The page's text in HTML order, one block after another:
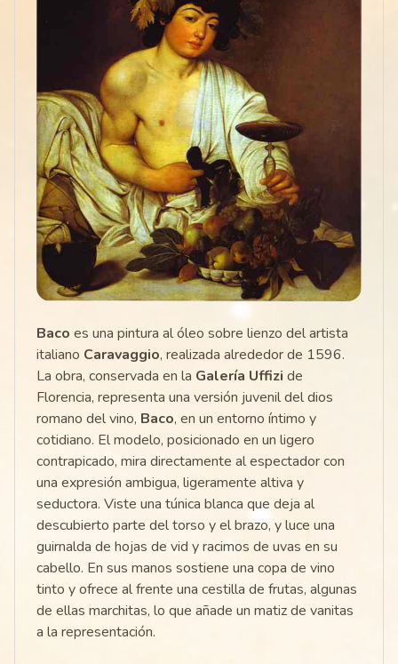
Baco es una pintura al óleo sobre lienzo del artista
italiano Caravaggio, realizada alrededor de 1596.
La obra, conservada en la Galería Uffizi de
Florencia, representa una versión juvenil del dios
romano del vino, Baco, en un entorno íntimo y
cotidiano. El modelo, posicionado en un ligero
contrapicado, mira directamente al espectador con
una expresión ambigua, ligeramente altiva y
seductora. Viste una túnica blanca que deja al
descubierto parte del torso y el brazo, y luce una
guirnalda de hojas de vid y racimos de uvas en su
cabello. En sus manos sostiene una copa de vino
tinto y ofrece al frente una cestilla de frutas, algunas
de ellas marchitas, lo que añade un matiz de vanitas
a la representación.